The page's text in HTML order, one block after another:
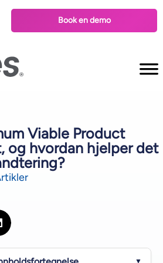
Book en demo
Viable Product
og hvordan hjelper det
▼